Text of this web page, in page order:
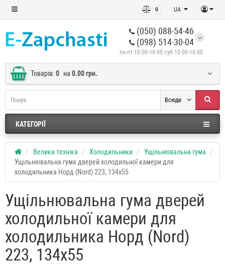
UA
0
(050) 088-54-46
(098) 514-30-04
пн-пт 10:00-19:00 суб 10:00-16:00
Товарів:0 на 0.00 грн.
Всюди
КАТЕГОРІЇ
Велика техніка Холодильники
Ущільнювальна гума
Ущільнювальна гума дверей холодильної камери для
холодильника Норд (Nord) 223, 134x55
Ущільнювальна гума дверей
холодильної камери для
холодильника Норд (Nord)
223, 134x55